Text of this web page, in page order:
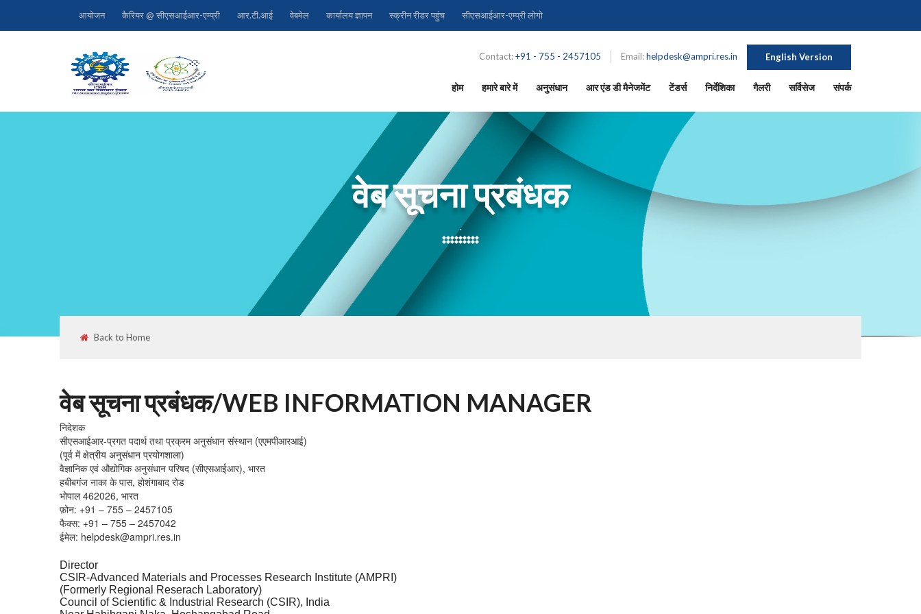
आयोजन कैरियर @ सीएसआईआर-एम्प्री आर.टी.आई वेबमेल कार्यालय ज्ञापन स्क्रीन रीडर पहुंच सीएसआईआर-एम्प्री लोगो
English Version
Contact:+91 - 755 - 2457105 Email:helpdesk@ampri.res.in
होम हमारे बारे में अनुसंधान आर एंड डी मैनेजमेंट टेंडर्स निर्देशिका गैलरी सर्विसेज संपर्क
वेब सूचना प्रबंधक
.
Back to Home
वेब सूचना प्रबंधक/WEB INFORMATION MANAGER
निदेशक
सीएसआईआर-प्रगत पदार्थ तथा प्रक्रम अनुसंधान संस्थान (एएमपीआरआई)
(पूर्व में क्षेत्रीय अनुसंधान प्रयोगशाला)
वैज्ञानिक एवं औद्योगिक अनुसंधान परिषद (सीएसआईआर), भारत
हबीबगंज नाका के पास, होशंगाबाद रोड
भोपाल 462026, भारत
फ़ोन: +91 – 755 – 2457105
फैक्स: +91 – 755 – 2457042
ईमेल: helpdesk@ampri.res.in
Director
CSIR-Advanced Materials and Processes Research Institute (AMPRI)
(Formerly Regional Reserach Laboratory)
Council of Scientific & Industrial Research (CSIR), India